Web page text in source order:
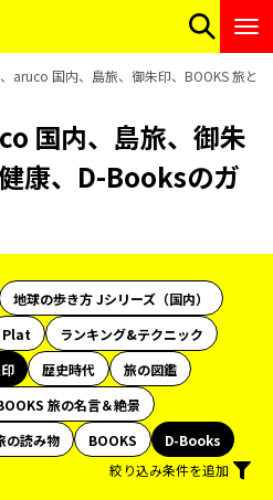
aruco 国内、島旅、御朱印、BOOKS 旅と
国内、島旅、御朱
康、D-Booksのガ
地球の歩き方 Jシリーズ（国内）
Plat
ランキング&テクニック
歴史時代
旅の図鑑
旅の名言＆絶景
の読み物 BOOKS
D-Books
絞り込み条件を追加